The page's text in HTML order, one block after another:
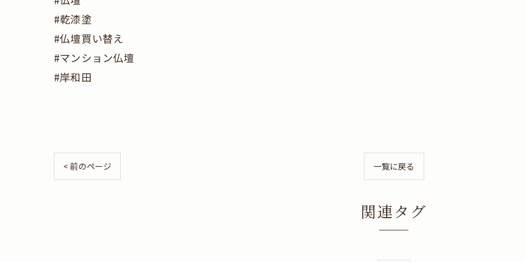
#乾漆塗
#仏壇買い替え
#マンション仏壇
#岸和田
< 前のページ 一覧に戻る
関連タグ